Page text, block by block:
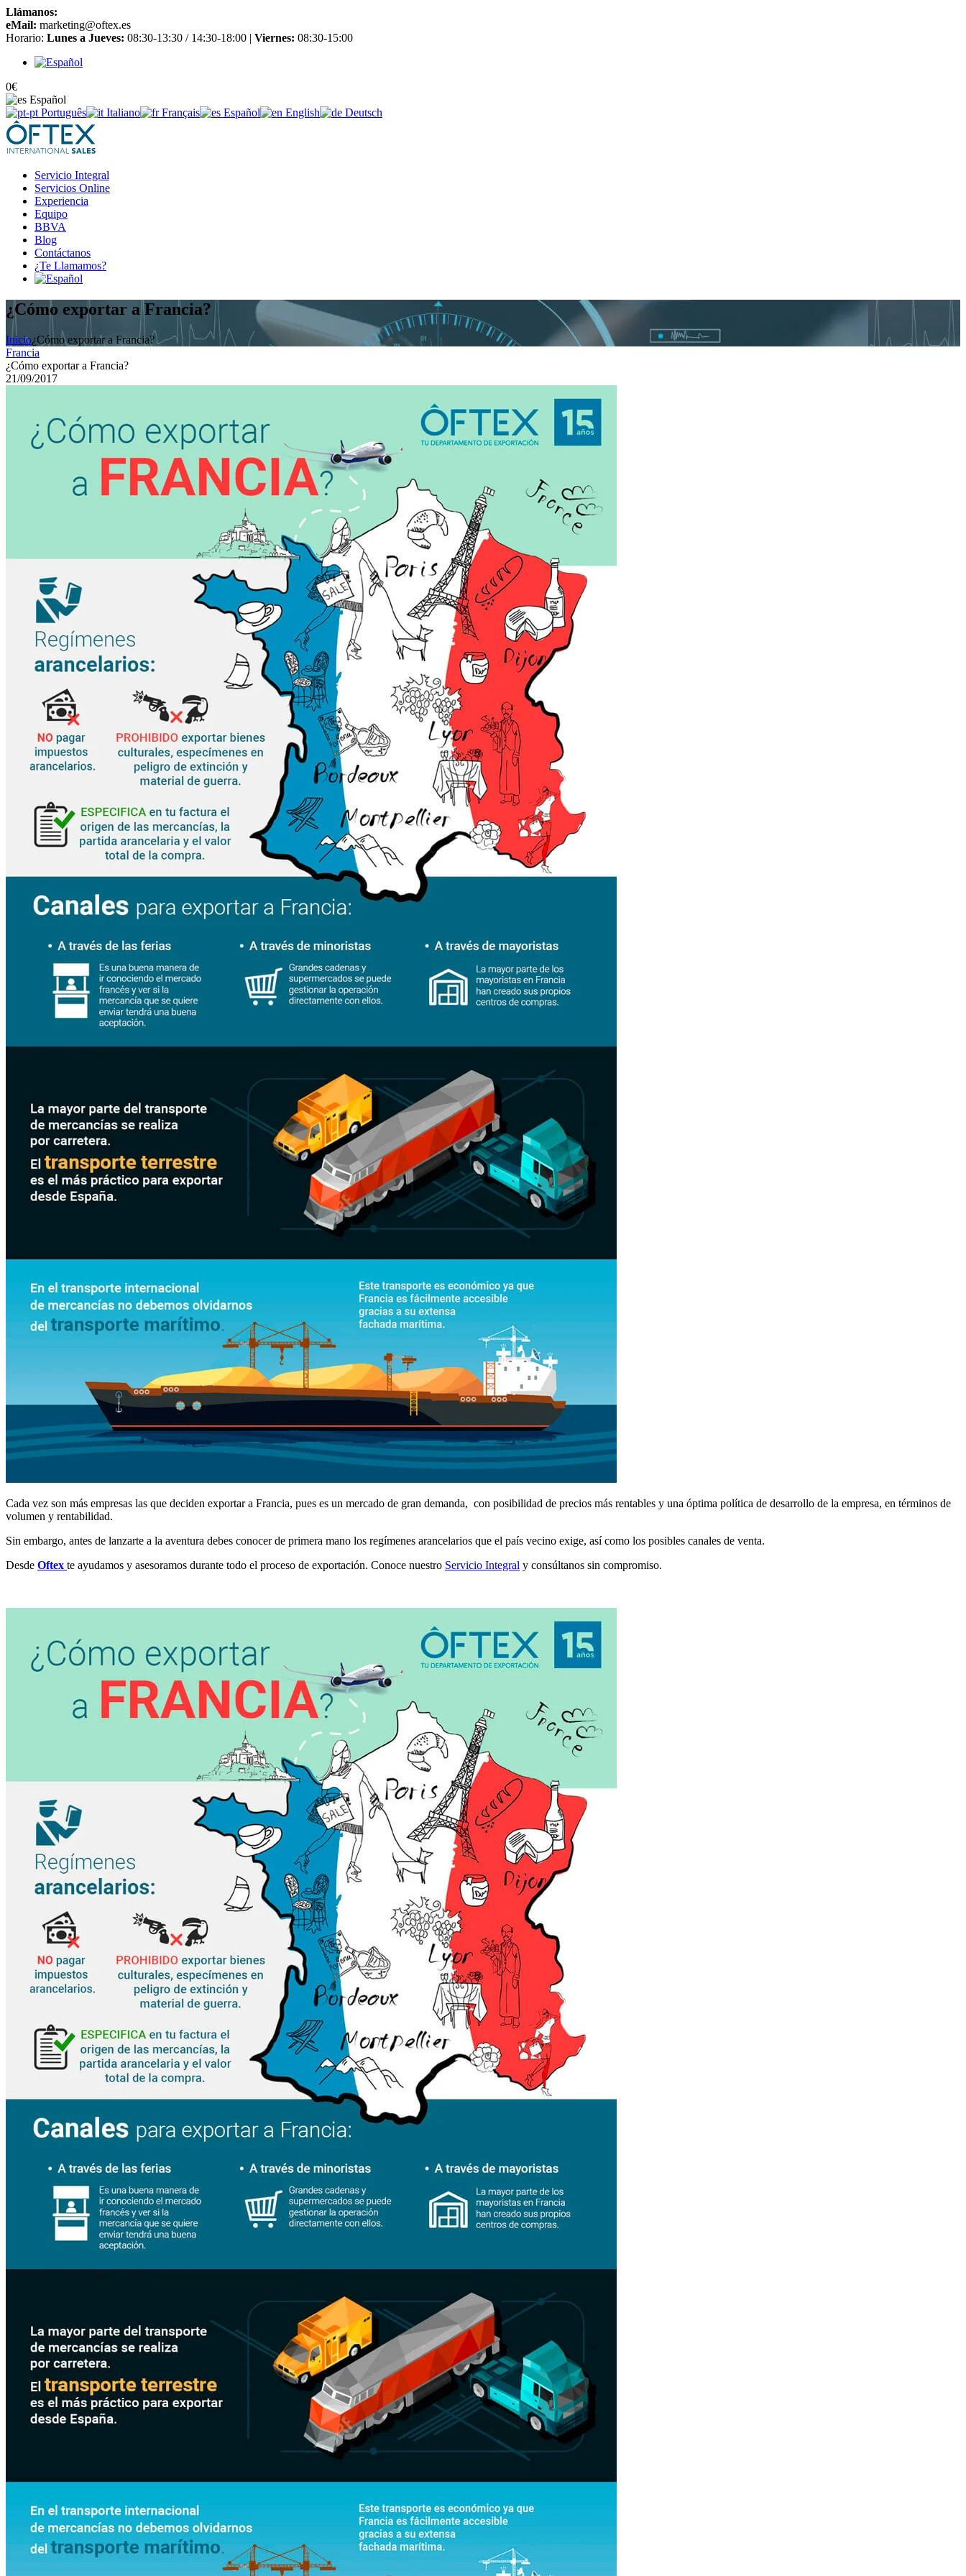
Llámanos:
eMail: marketing@oftex.es
Horario: Lunes a Jueves: 08:30-13:30 / 14:30-18:00 | Viernes: 08:30-15:00
0€
Español
Português
Italiano Français Español English Deutsch
Servicio Integral
Servicios Online
Experiencia
Equipo
BBVA
Blog
Contáctanos
¿Te Llamamos?
¿Cómo exportar a Francia?
Inicio¿Cómo exportar a Francia?
Francia
¿Cómo exportar a Francia?
21/09/2017
Cada vez son más empresas las que deciden exportar a Francia, pues es un mercado de gran demanda, con posibilidad de precios más rentables y una óptima política de desarrollo de la empresa, en términos de
volumen y rentabilidad.
Sin embargo, antes de lanzarte a la aventura debes conocer de primera mano los regímenes arancelarios que el país vecino exige, así como los posibles canales de venta.
Desde Oftex te ayudamos y asesoramos durante todo el proceso de exportación. Conoce nuestro Servicio Integral y consúltanos sin compromiso.